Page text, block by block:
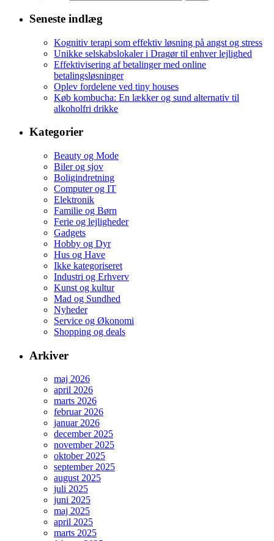
Seneste indlæg
Kognitiv terapi som effektiv løsning på angst og stress
Unikke selskabslokaler i Dragør til enhver lejlighed
Effektivisering af betalinger med online
betalingsløsninger
Oplev fordelene ved tiny houses
Køb kombucha: En lækker og sund alternativ til
alkoholfri drikke
Kategorier
Beauty og Mode
Biler og sjov
Boligindretning
Computer og IT
Elektronik
Familie og Børn
Ferie og lejligheder
Gadgets
Hobby og Dyr
Hus og Have
Ikke kategoriseret
Industri og Erhverv
Kunst og kultur
Mad og Sundhed
Nyheder
Service og Økonomi
Shopping og deals
Arkiver
maj 2026
april 2026
marts 2026
februar 2026
januar 2026
december 2025
november 2025
oktober 2025
september 2025
august 2025
juli 2025
juni 2025
maj 2025
april 2025
marts 2025